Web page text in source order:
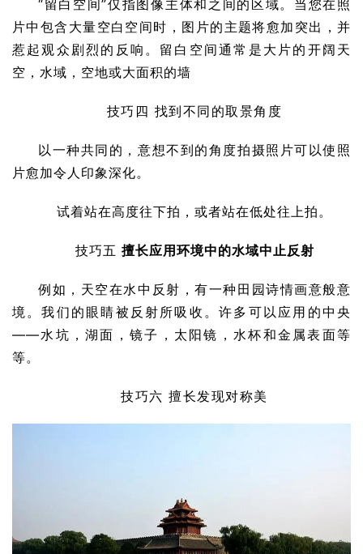
“留白空间”仅指图像主体和之间的区域。当您在照
片中包含大量空白空间时，图片的主题将愈加突出，并
惹起观众剧烈的反响。留白空间通常是大片的开阔天
空，水域，空地或大面积的墙
技巧四 找到不同的取景角度
以一种共同的，意想不到的角度拍摄照片可以使照
片愈加令人印象深化。
试着站在高度往下拍，或者站在低处往上拍。
技巧五 擅长应用环境中的水域中止反射
例如，天空在水中反射，有一种田园诗情画意般意
境。我们的眼睛被反射所吸收。许多可以应用的中央
——水坑，湖面，镜子，太阳镜，水杯和金属表面等
等。
技巧六 擅长发现对称美